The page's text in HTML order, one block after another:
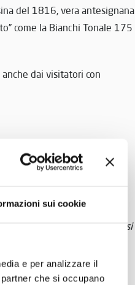
sui cookie
e per analizzare il
che si occupano
del 1816, vera antesignana
come la Bianchi Tonale 175
dai visitatori con
consentirà di scoprire una
omaggio (su prenotazione)si
persone.